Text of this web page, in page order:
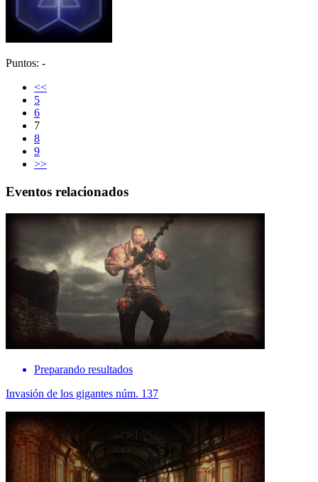
Puntos: -
<<
5
6
7
8
9
>>
Eventos relacionados
Preparando resultados
Invasión de los gigantes núm. 137